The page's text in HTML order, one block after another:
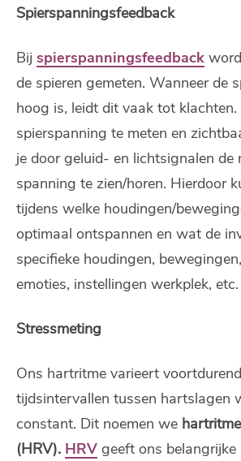
Spierspanningsfeedback
Bij spierspanningsfeedback
de spieren gemeten. Wanneer de
hoog is, leidt dit vaak tot klachten.
spierspanning te meten en
je door geluid- en lichtsignalen de
spanning te zien/horen. Hierdoor
tijdens welke houdingen/
optimaal ontspannen en wat de
specifieke houdingen,
emoties, instellingen werkplek, etc.
Stressmeting
Ons hartritme varieert
tijdsintervallen tussen hartslagen
constant. Dit noemen we
(HRV). HRV geeft ons